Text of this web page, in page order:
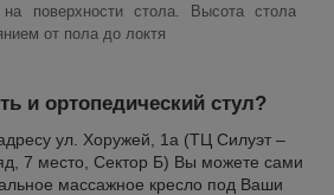
на поверхности стола. Высота стола
от пола до локтя
и ортопедический стул?
ул. Хоружей, 1а (ТЦ Силуэт –
7 место, Сектор Б) Вы можете сами
массажное кресло под Ваши